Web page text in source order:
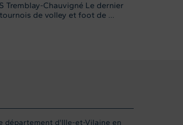
Tremblay-Chauvigné Le dernier
de volley et foot de ...
département d'Ille-et-Vilaine en